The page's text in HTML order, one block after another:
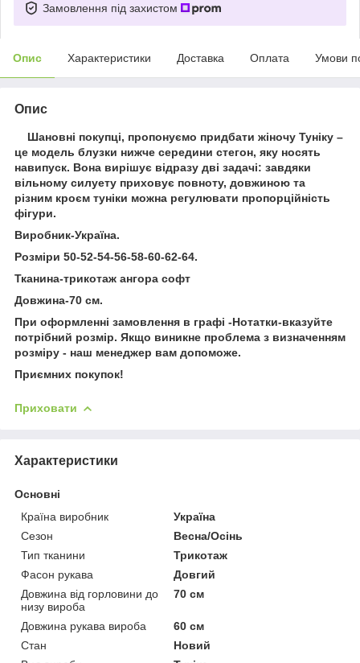
Замовлення під захистом
Опис Характеристики Доставка Оплата Умови
Опис
Шановні покупці, пропонуємо придбати жіночу Туніку –
це модель блузки нижче середини стегон, яку носять
навипуск. Вона вирішує відразу дві задачі: завдяки
вільному силуету приховує повноту, довжиною та
різним кроєм туніки можна регулювати пропорційність
фігури.
Виробник-Україна.
Розміри 50-52-54-56-58-60-62-64.
Тканина-трикотаж ангора софт
Довжина-70 см.
При оформленні замовлення в графі -Нотатки-вказуйте
потрібний розмір. Якщо виникне проблема з визначенням
розміру - наш менеджер вам допоможе.
Приємних покупок!
Приховати
Характеристики
Основні
Країна виробник
Україна
Сезон
Весна/Осінь
Тип тканини
Трикотаж
Фасон рукава
Довгий
Довжина від горловини до
низу вироба
70 см
Довжина рукава вироба
60 см
Стан
Новий